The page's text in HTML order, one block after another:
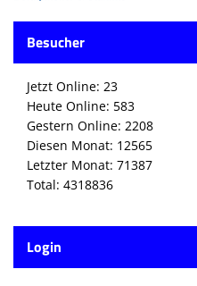
Besucher
Jetzt Online: 23
Heute Online: 583
Gestern Online: 2208
Diesen Monat: 12565
Letzter Monat: 71387
Total: 4318836
Login